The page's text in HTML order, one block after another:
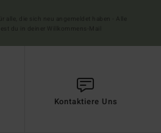
Kontaktiere Uns